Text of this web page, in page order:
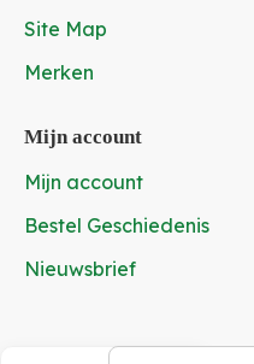
Site Map
Merken
Mijn account
Mijn account
Bestel Geschiedenis
Nieuwsbrief